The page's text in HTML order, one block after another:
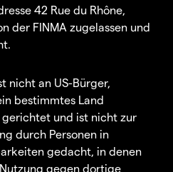
42 Rue du Rhône,
der FINMA zugelassen und
nicht an US-Bürger,
bestimmtes Land
gerichtet und ist nicht zur
durch Personen in
gedacht, in denen
gegen dortige